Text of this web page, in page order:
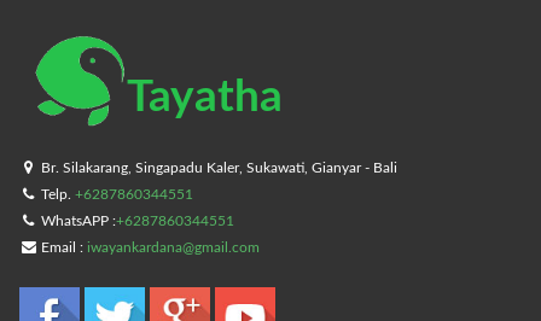
Tayatha
Br. Silakarang, Singapadu Kaler, Sukawati, Gianyar - Bali
Telp.+6287860344551
WhatsAPP :+6287860344551
Email :iwayankardana@gmail.com